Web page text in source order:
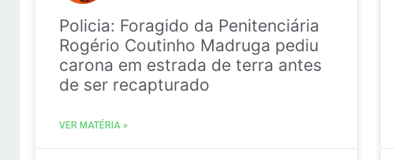
Policia: Foragido da Penitenciária
Rogério Coutinho Madruga pediu
carona em estrada de terra antes
de ser recapturado
VER MATÉRIA »